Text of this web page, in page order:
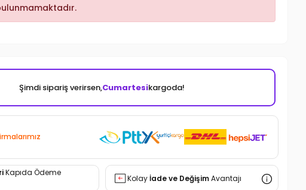
Şimdi sipariş verirsen,Cumartesikargoda!
Kapıda Ödeme
Kolayİade ve DeğişimAvantajı